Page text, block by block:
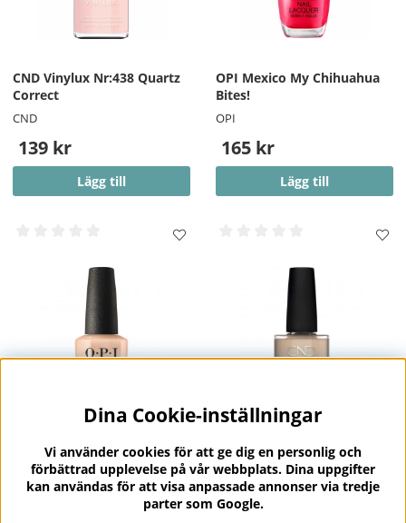
CND Vinylux Nr:438 Quartz
Correct
CND
139 kr
Lägg till
OPI Mexico My Chihuahua
Bites!
OPI
165 kr
Lägg till
Tonight Honey!
OPI
Unmasked
CND
139 kr
Dina Cookie-inställningar
Vi använder cookies för att ge dig en personlig och
förbättrad upplevelse på vår webbplats. Dina uppgifter
kan användas för att visa anpassade annonser via tredje
parter som Google.